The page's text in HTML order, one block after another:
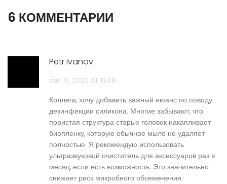
6 КОММЕНТАРИИ
Petr Ivanov
мая 15, 2026 AT 13:08
Коллеги, хочу добавить важный нюанс по поводу
дезинфекции силикона. Многие забывают, что
пористая структура старых головок накапливает
биопленку, которую обычное мыло не удаляет
полностью. Я рекомендую использовать
ультразвуковой очиститель для аксессуаров раз в
месяц, если есть возможность. Это значительно
снижает риск микробного обсеменения.